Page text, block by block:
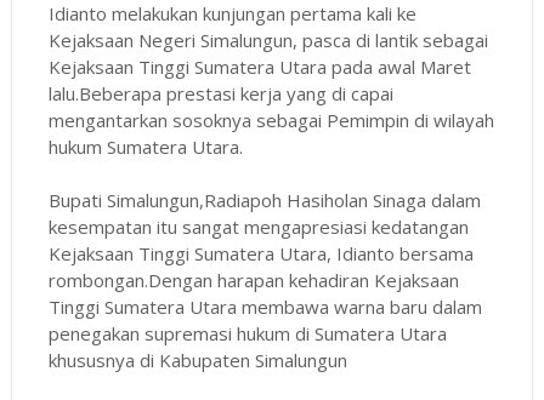
Idianto melakukan kunjungan pertama kali ke
Kejaksaan Negeri Simalungun, pasca di lantik sebagai
Kejaksaan Tinggi Sumatera Utara pada awal Maret
lalu.Beberapa prestasi kerja yang di capai
mengantarkan sosoknya sebagai Pemimpin di wilayah
hukum Sumatera Utara.
Bupati Simalungun,Radiapoh Hasiholan Sinaga dalam
kesempatan itu sangat mengapresiasi kedatangan
Kejaksaan Tinggi Sumatera Utara, Idianto bersama
rombongan.Dengan harapan kehadiran Kejaksaan
Tinggi Sumatera Utara membawa warna baru dalam
penegakan supremasi hukum di Sumatera Utara
khususnya di Kabupaten Simalungun